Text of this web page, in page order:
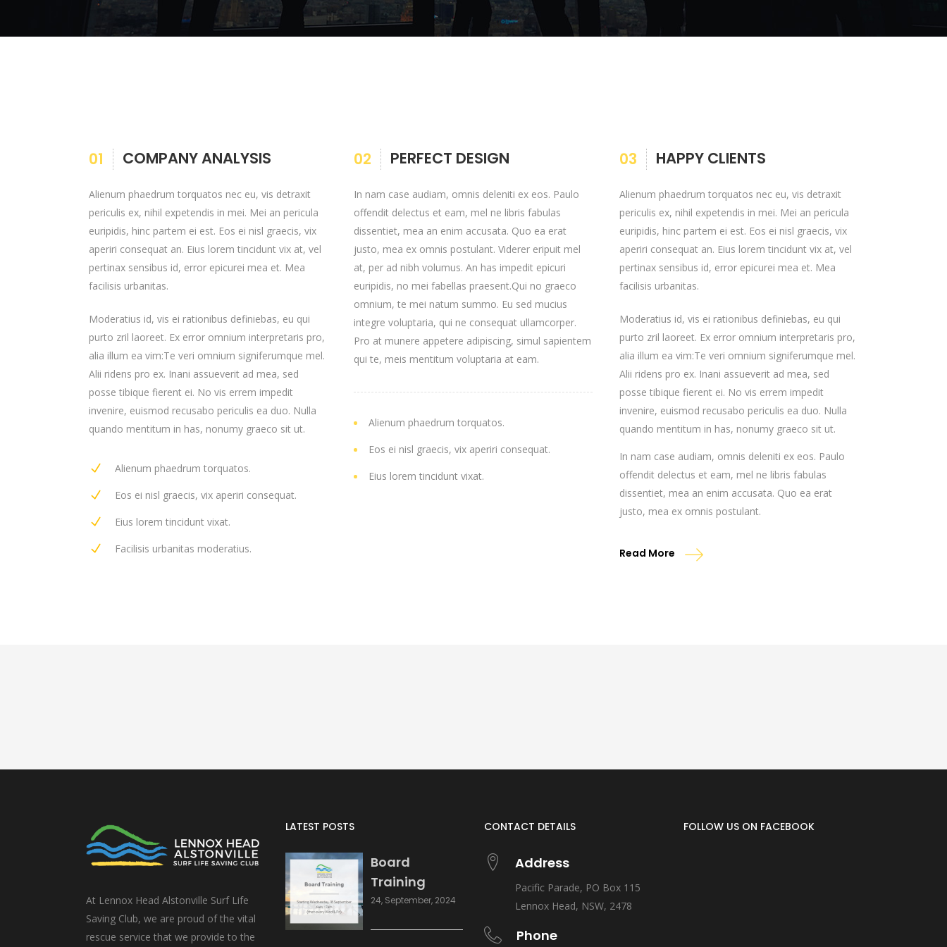
01 COMPANY ANALYSIS
Alienum phaedrum torquatos nec eu, vis detraxit
periculis ex, nihil expetendis in mei. Mei an pericula
euripidis, hinc partem ei est. Eos ei nisl graecis, vix
aperiri consequat an. Eius lorem tincidunt vix at, vel
pertinax sensibus id, error epicurei mea et. Mea
facilisis urbanitas.
Moderatius id, vis ei rationibus definiebas, eu qui
purto zril laoreet. Ex error omnium interpretaris pro,
alia illum ea vim:Te veri omnium signiferumque mel.
Alii ridens pro ex. Inani assueverit ad mea, sed
posse tibique fierent ei. No vis errem impedit
invenire, euismod recusabo periculis ea duo. Nulla
quando mentitum in has, nonumy graeco sit ut.
Alienum phaedrum torquatos.
Eos ei nisl graecis, vix aperiri consequat.
Eius lorem tincidunt vixat.
Facilisis urbanitas moderatius.
02 PERFECT DESIGN
In nam case audiam, omnis deleniti ex eos. Paulo
offendit delectus et eam, mel ne libris fabulas
dissentiet, mea an enim accusata. Quo ea erat
justo, mea ex omnis postulant. Viderer eripuit mel
at, per ad nibh volumus. An has impedit epicuri
euripidis, no mei fabellas praesent.Qui no graeco
omnium, te mei natum summo. Eu sed mucius
integre voluptaria, qui ne consequat ullamcorper.
Pro at munere appetere adipiscing, simul sapientem
qui te, meis mentitum voluptaria at eam.
Alienum phaedrum torquatos.
Eos ei nisl graecis, vix aperiri consequat.
Eius lorem tincidunt vixat.
03 HAPPY CLIENTS
Alienum phaedrum torquatos nec eu, vis detraxit
periculis ex, nihil expetendis in mei. Mei an pericula
euripidis, hinc partem ei est. Eos ei nisl graecis, vix
aperiri consequat an. Eius lorem tincidunt vix at, vel
pertinax sensibus id, error epicurei mea et. Mea
facilisis urbanitas.
Moderatius id, vis ei rationibus definiebas, eu qui
purto zril laoreet. Ex error omnium interpretaris pro,
alia illum ea vim:Te veri omnium signiferumque mel.
Alii ridens pro ex. Inani assueverit ad mea, sed
posse tibique fierent ei. No vis errem impedit
invenire, euismod recusabo periculis ea duo. Nulla
quando mentitum in has, nonumy graeco sit ut.
In nam case audiam, omnis deleniti ex eos. Paulo
offendit delectus et eam, mel ne libris fabulas
dissentiet, mea an enim accusata. Quo ea erat
justo, mea ex omnis postulant.
Read More
At Lennox Head Alstonville Surf Life
Saving Club, we are proud of the vital
rescue service that we provide to the
LATEST POSTS
Board
Training
24, September, 2024
CONTACT DETAILS
Address
Pacific Parade, PO Box 115
Lennox Head, NSW, 2478
Phone
FOLLOW US ON FACEBOOK